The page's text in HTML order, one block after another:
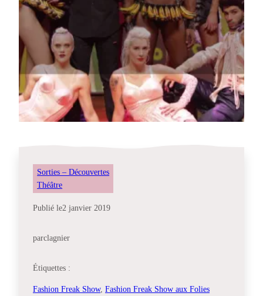
Sorties – Découvertes
Théâtre
Publié le2 janvier 2019
parclagnier
Étiquettes :
Fashion Freak Show, Fashion Freak Show aux Folies